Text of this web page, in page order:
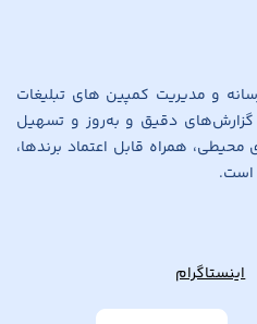
و مدیریت کمپین های تبلیغات
گزارش‌های دقیق و به‌روز و تسهیل
همراه قابل اعتماد برندها،
است.
اینستاگرام